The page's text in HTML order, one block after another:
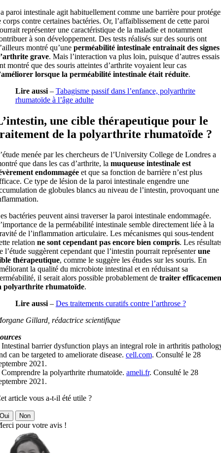
paroi intestinale agit habituellement comme une barrière pour
corps contre certaines bactéries. Or, l’affaiblissement de cette paroi
représenter une caractéristique de la maladie et notamment
à son développement. Des tests réalisés sur des souris ont
montré qu’une perméabilité intestinale entrainait des signes
grave. Mais l’interaction va plus loin, puisque d’autres essais
montré que des souris atteintes d’arthrite voyaient leur cas
lorsque la perméabilité intestinale était réduite.
Lire aussi– Tabagisme passif dans l’enfance, polyarthrite
rhumatoïde à l’âge adulte
une cible thérapeutique pour le
de la polyarthrite rhumatoïde ?
menée par les chercheurs de l’University College de Londres a
que dans les cas d’arthrite, la muqueuse intestinale est
endommagéeet que sa fonction de barrière n’est plus
Ce type de lésion de la paroi intestinale engendre une
de globules blancs au niveau de l’intestin, provoquant une
bactéries peuvent ainsi traverser la paroi intestinale endommagée.
de la perméabilité intestinale semble directement liée à la
de l’inflammation articulaire. Les mécanismes qui sous-tendent
relation ne sont cependant pas encore bien compris. Les
l’étude suggèrent cependant que l’intestin pourrait représenterune
thérapeutique, comme le suggère les études sur les souris. En
la qualité du microbiote intestinal et en réduisant sa
il serait alors possible probablement de traiter
polyarthrite rhumatoïde.
Lire aussi– Des traitements curatifs contre l’arthrose ?
Gillard, rédactrice scientifique
Intestinal barrier dysfunction plays an integral role in arthritis
can be targeted to ameliorate disease. cell.com. Consulté le 28
2021.
la polyarthrite rhumatoïde. ameli.fr. Consulté le 28
2021.
article vous a-t-il été utile ?
Non
pour votre avis !